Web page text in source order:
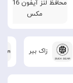
مکس
زاک بیر